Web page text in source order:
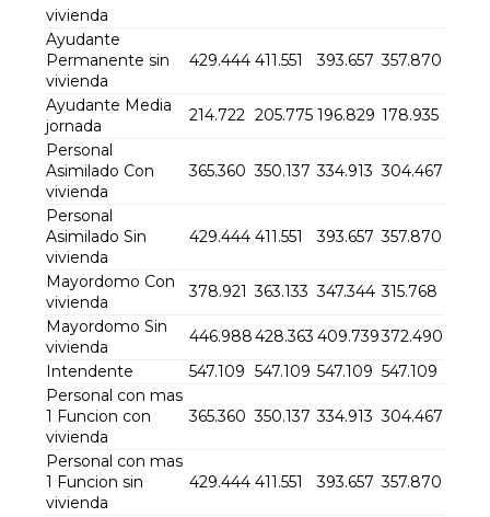
vivienda
Ayudante
Permanente sin
vivienda
429.444 411.551 393.657 357.870
Ayudante Media
jornada
214.722 205.775 196.829 178.935
Personal
Asimilado Con
vivienda
365.360 350.137 334.913 304.467
Personal
Asimilado Sin
vivienda
429.444 411.551 393.657 357.870
Mayordomo Con
vivienda
378.921 363.133 347.344 315.768
Mayordomo Sin
vivienda
446.988428.363 409.739372.490
Intendente
547.109 547.109 547.109 547.109
Personal con mas
1 Funcion con
vivienda
365.360 350.137 334.913 304.467
Personal con mas
1 Funcion sin
vivienda
429.444 411.551 393.657 357.870